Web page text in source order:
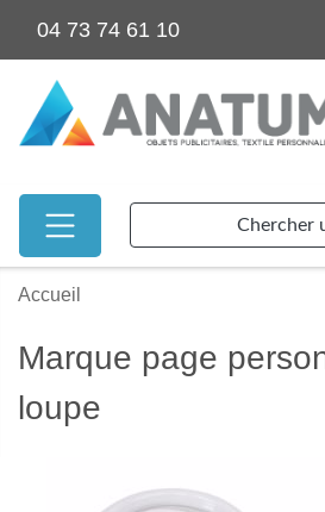
04 73 74 61 10
Chercher
Accueil
Marque page
loupe